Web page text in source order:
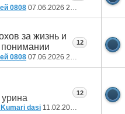
0808 07.06.2026 20:24
за жизнь и
0808 07.06.2026 20:20
12
Kumari dasi 11.02.2025
12